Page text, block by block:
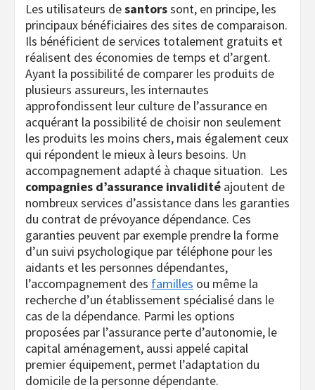
Les utilisateurs desantorssont, en principe, les
principaux bénéficiaires des sites de comparaison.
Ils bénéficient de services totalement gratuits et
réalisent des économies de temps et d’argent.
Ayant la possibilité de comparer les produits de
plusieurs assureurs, les internautes
approfondissent leur culture de l’assurance en
acquérant la possibilité de choisir non seulement
les produits les moins chers, mais également ceux
qui répondent le mieux à leurs besoins. Un
accompagnement adapté à chaque situation. Les
compagnies d’assurance invalidité ajoutent de
nombreux services d’assistance dans les garanties
du contrat de prévoyance dépendance. Ces
garanties peuvent par exemple prendre la forme
d’un suivi psychologique par téléphone pour les
aidants et les personnes dépendantes,
l’accompagnement des familles ou même la
recherche d’un établissement spécialisé dans le
cas de la dépendance. Parmi les options
proposées par l’assurance perte d’autonomie, le
capital aménagement, aussi appelé capital
premier équipement, permet l’adaptation du
domicile de la personne dépendante.